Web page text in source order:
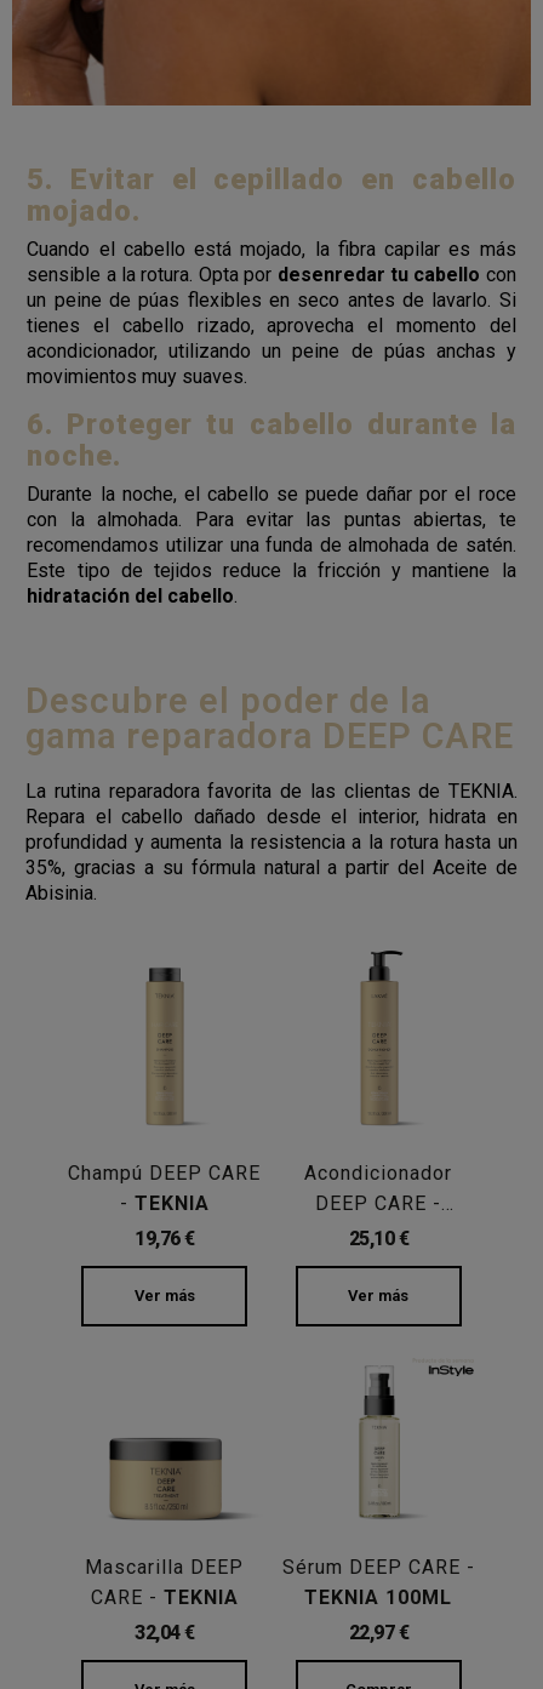
5. Evitar el cepillado en cabello
mojado.
Cuando el cabello está mojado, la fibra capilar es más
sensible a la rotura. Opta por desenredar tu cabello con
un peine de púas flexibles en seco antes de lavarlo. Si
tienes el cabello rizado, aprovecha el momento del
acondicionador, utilizando un peine de púas anchas y
movimientos muy suaves.
6. Proteger tu cabello durante la
noche.
Durante la noche, el cabello se puede dañar por el roce
con la almohada. Para evitar las puntas abiertas, te
recomendamos utilizar una funda de almohada de satén.
Este tipo de tejidos reduce la fricción y mantiene la
hidratación del cabello.
Descubre el poder de la
gama reparadora DEEP CARE
La rutina reparadora favorita de las clientas de TEKNIA.
Repara el cabello dañado desde el interior, hidrata en
profundidad y aumenta la resistencia a la rotura hasta un
35%, gracias a su fórmula natural a partir del Aceite de
Abisinia.
Champú DEEP CARE
- TEKNIA
19,76 €
Ver más
Acondicionador
DEEP CARE -
TEKNIA
25,10 €
Ver más
Mascarilla DEEP
CARE - TEKNIA
32,04 €
Sérum DEEP CARE -
TEKNIA 100ML
22,97 €